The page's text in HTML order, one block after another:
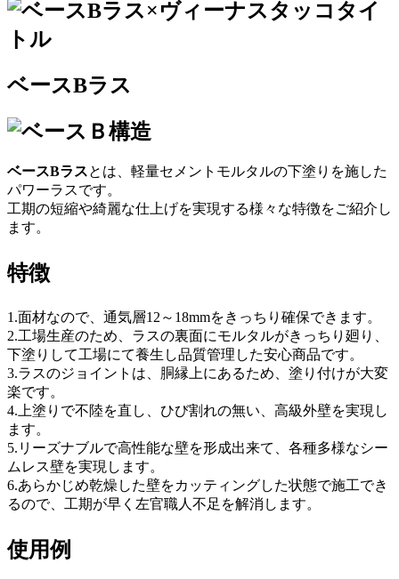
新
ベースBラス
ベースBラスとは、軽量セメントモルタルの下塗りを施した
パワーラスです。
工期の短縮や綺麗な仕上げを実現する様々な特徴をご紹介し
ます。
特徴
1.面材なので、通気層12～18mmをきっちり確保できます。
2.工場生産のため、ラスの裏面にモルタルがきっちり廻り、
下塗りして工場にて養生し品質管理した安心商品です。
3.ラスのジョイントは、胴縁上にあるため、塗り付けが大変
楽です。
4.上塗りで不陸を直し、ひび割れの無い、高級外壁を実現し
ます。
5.リーズナブルで高性能な壁を形成出来て、各種多様なシー
ムレス壁を実現します。
6.あらかじめ乾燥した壁をカッティングした状態で施工でき
るので、工期が早く左官職人不足を解消します。
使用例